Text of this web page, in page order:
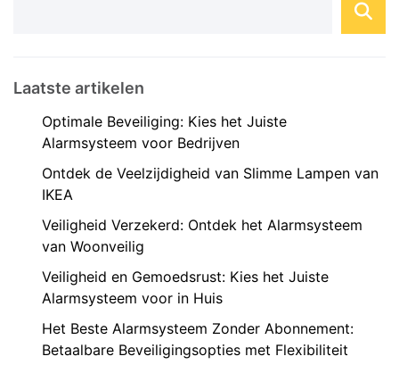
Laatste artikelen
Optimale Beveiliging: Kies het Juiste
Alarmsysteem voor Bedrijven
Ontdek de Veelzijdigheid van Slimme Lampen van
IKEA
Veiligheid Verzekerd: Ontdek het Alarmsysteem
van Woonveilig
Veiligheid en Gemoedsrust: Kies het Juiste
Alarmsysteem voor in Huis
Het Beste Alarmsysteem Zonder Abonnement:
Betaalbare Beveiligingsopties met Flexibiliteit